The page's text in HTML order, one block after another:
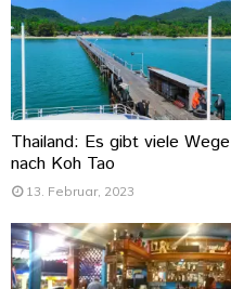
Thailand: Es gibt viele Wege
nach Koh Tao
13. Februar, 2023